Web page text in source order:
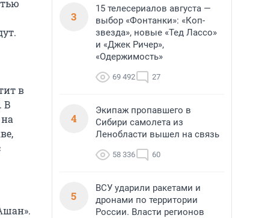
в
В
3
15 телесериалов августа —
выбор «Фонтанки»: «Коп-
звезда», новые «Тед Лассо»
и «Джек Ричер»,
«Одержимость»
69 492 27
4
Экипаж пропавшего в
Сибири самолета из
Ленобласти вышел на связь
58 336 60
5
ВСУ ударили ракетами и
дронами по территории
России. Власти регионов